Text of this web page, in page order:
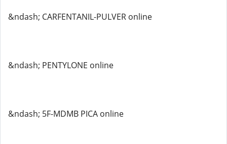
&ndash; CARFENTANIL-PULVER online
&ndash; PENTYLONE online
&ndash; 5F-MDMB PICA online